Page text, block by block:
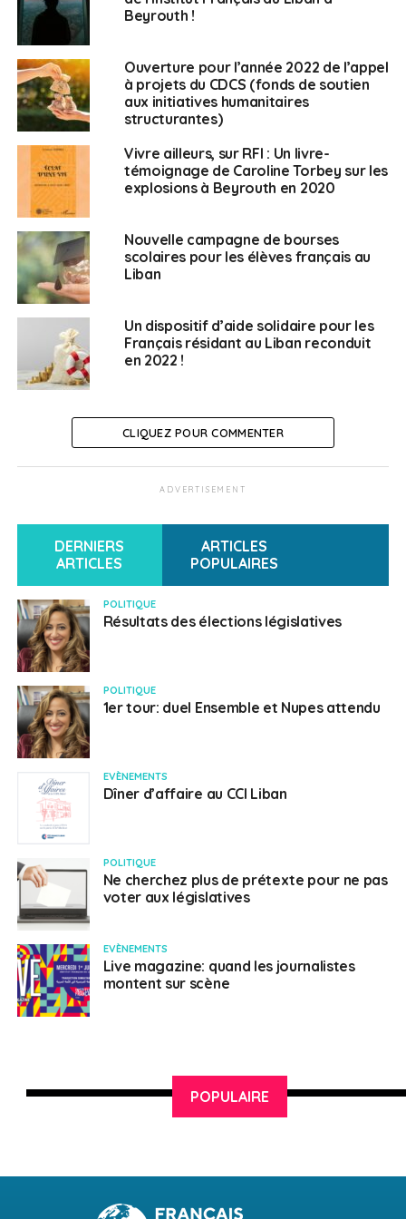
A sa prise de fonction, Anne Grillo a salué la solidarité
de ses compatriotes présents au Liban suite aux
circonstances tragiques et à l’explosion du port de
Beyrouth. Face à la crise économique, la diplomate a
également réitéré l’engagement de la France à soutenir
la scolarisation de leurs enfants au Liban avant de
rappeler que des élections de nouveaux conseillers des
Français de l’étranger auront lieu en 2021. Les
différentes antennes de l’Institut Français au Liban sont
par ailleurs actuellement en pleine campagne de
recrutement.
SUJETS ASSOCIÉS:
LIBAN
Français au Liban
Beyrouth !
Ouverture pour l’année 2022 de l’appel
à projets du CDCS (fonds de soutien
aux initiatives humanitaires
structurantes)
Vivre ailleurs, sur RFI : Un livre-
témoignage de Caroline Torbey sur les
explosions à Beyrouth en 2020
Nouvelle campagne de bourses
scolaires pour les élèves français au
Liban
Un dispositif d’aide solidaire pour les
Français résidant au Liban reconduit
en 2022 !
CLIQUEZ POUR COMMENTER
ADVERTISEMENT
DERNIERS
ARTICLES
ARTICLES
POPULAIRES
POLITIQUE
Résultats des élections législatives
POLITIQUE
1er tour: duel Ensemble et Nupes attendu
EVÈNEMENTS
Dîner d’affaire au CCI Liban
POLITIQUE
Ne cherchez plus de prétexte pour ne pas
voter aux législatives
EVÈNEMENTS
Live magazine: quand les journalistes
montent sur scène
POPULAIRE